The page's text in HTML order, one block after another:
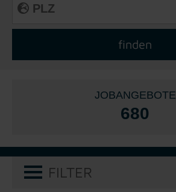
JOBANGEBOTE
680
FILTER